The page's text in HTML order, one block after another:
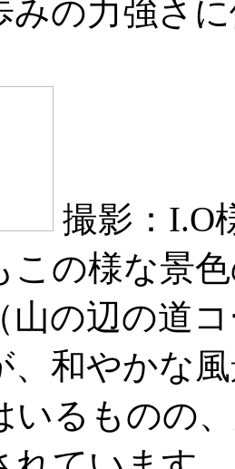
みの力強さ
撮影：I.O
この様な景
の辺の道コ
、和やかな
いるものの